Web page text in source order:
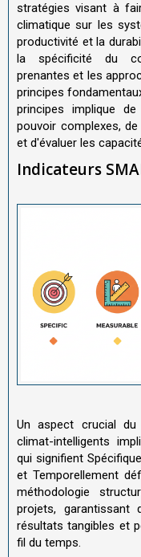
stratégies visant à
climatique sur les
productivité et la
la spécificité du
prenantes et les
principes
principes implique
pouvoir complexes,
et d'évaluer les
Indicateurs
Un aspect crucial
climat-intelligents
qui signifient
et Temporellement
méthodologie
projets,
résultats tangibles et
fil du temps.